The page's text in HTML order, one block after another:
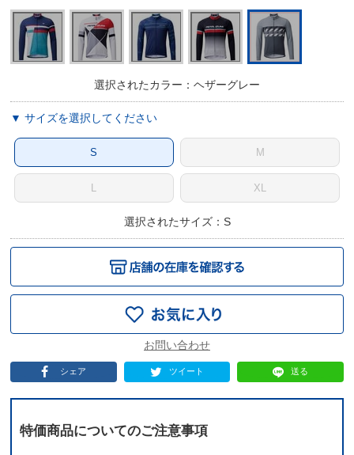
選択されたカラー：ヘザーグレー
▼ サイズを選択してください
S M
L XL
選択されたサイズ：S
シェア ツイート 送る
特価商品についてのご注意事項